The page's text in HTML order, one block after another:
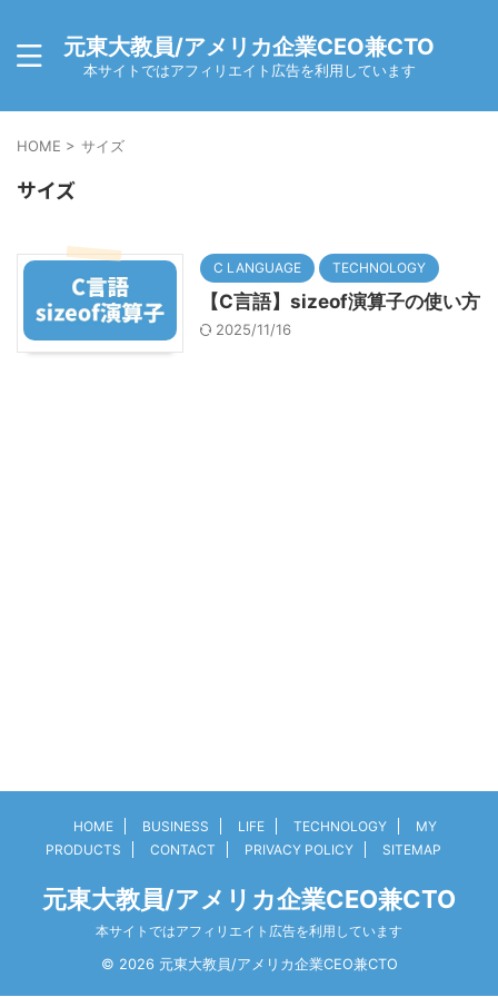
元東大教員/アメリカ企業CEO兼CTO
本サイトではアフィリエイト広告を利用しています
HOME > サイズ
サイズ
C LANGUAGE TECHNOLOGY
【C言語】sizeof演算子の使い方
2025/11/16
HOME BUSINESS LIFE TECHNOLOGY
MY
PRODUCTS
CONTACT PRIVACY POLICY SITEMAP
元東大教員/アメリカ企業CEO兼CTO
本サイトではアフィリエイト広告を利用しています
© 2026 元東大教員/アメリカ企業CEO兼CTO